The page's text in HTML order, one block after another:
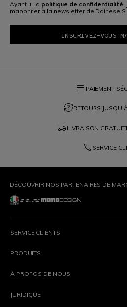
Ayant lu la politique de confidentialité,
mabonner à la newsletter de Dainese
credit_card PAIEMENT
question_exchangeRETOURS
local_shipping LIVRAISON
phone SERVICE
DÉCOUVRIR NOS PARTENAIRES DE
SERVICE CLIENTS
PRODUITS
À PROPOS DE NOUS
JURIDIQUE